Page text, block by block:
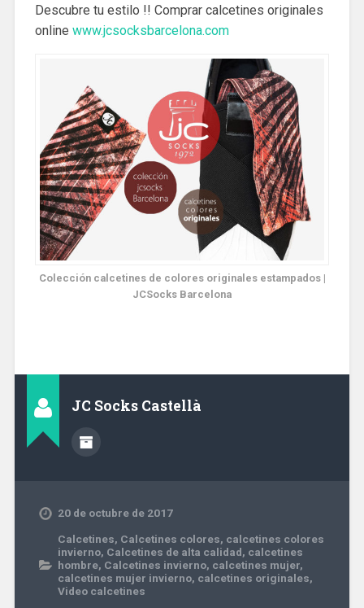
Descubre tu estilo !! Comprar calcetines originales
online www.jcsocksbarcelona.com
Colección calcetines de colores originales estampados |
JCSocks Barcelona
JC Socks Castellà
20 de octubre de 2017
Calcetines, Calcetines colores, calcetines colores
invierno, Calcetines de alta calidad, calcetines
hombre, Calcetines invierno, calcetines mujer,
calcetines mujer invierno, calcetines originales,
Video calcetines